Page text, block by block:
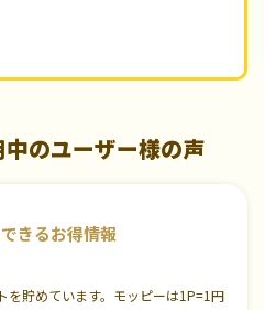
のユーザー様の声
きるお得情報
を貯めています。モッピーは1P=1円